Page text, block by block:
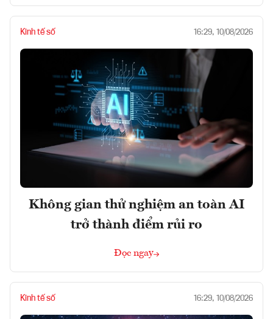
Kinh tế số 16:29, 10/08/2026
Không gian thử nghiệm an toàn AI
trở thành điểm rủi ro
Đọc ngay
Kinh tế số 16:29, 10/08/2026